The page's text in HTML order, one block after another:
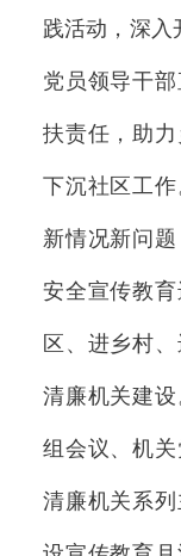
践活动，深入
党员领导干
扶责任，助
下沉社区工
新情况新问
安全宣传教
区、进乡村
清廉机关建
组会议、机
清廉机关系